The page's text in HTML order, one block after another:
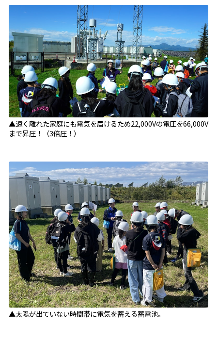
▲遠く離れた家庭にも電気を届けるため22,000Vの電圧を66,000V
まで昇圧！（3倍圧！）
▲太陽が出ていない時間帯に電気を蓄える蓄電池。